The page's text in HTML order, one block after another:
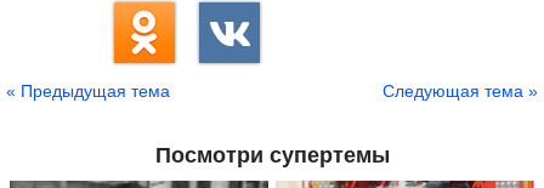
« Предыдущая тема Следующая тема »
Посмотри супертемы